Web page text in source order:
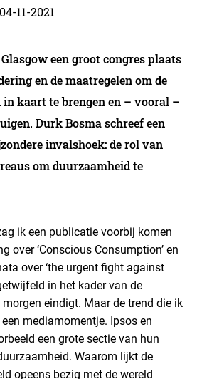
04-11-2021
een groot congres plaats
en de maatregelen om de
in kaart te brengen en – vooral –
Durk Bosma schreef een
invalshoek: de rol van
om duurzaamheid te
ik een publicatie voorbij komen
over ‘Conscious Consumption’ en
over ‘the urgent fight against
in het kader van de
eindigt. Maar de trend die ik
mediamomentje. Ipsos en
een grote sectie van hun
Waarom lijkt de
opeens bezig met de wereld